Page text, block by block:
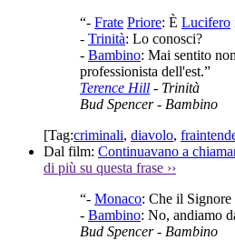
“- Frate Priore: È Lucifero
- Trinità: Lo conosci?
- Bambino: Mai sentito
professionista dell'est.”
Terence Hill - Trinità
Bud Spencer- Bambino
[Tag:criminali, diavolo,
Dal film: Continuavano a
di più su questa frase ››
“- Monaco: Che il
- Bambino: No, andiamo
Bud Spencer- Bambino